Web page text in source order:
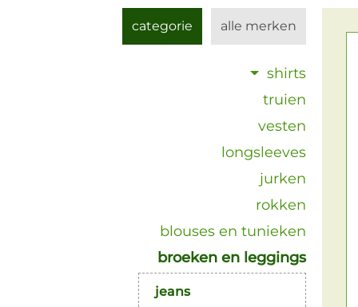
categorie
shirts
truien
vesten
longsleeves
jurken
rokken
blouses en tunieken
broeken en leggings
jeans
alle merken